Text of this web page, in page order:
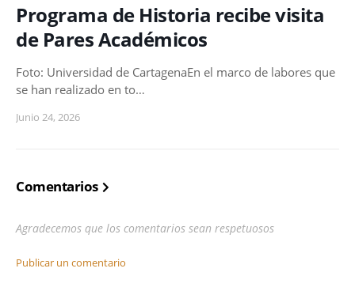
Programa de Historia recibe visita
de Pares Académicos
Foto: Universidad de CartagenaEn el marco de labores que
se han realizado en to…
Junio 24, 2026
Comentarios
Agradecemos que los comentarios sean respetuosos
Publicar un comentario